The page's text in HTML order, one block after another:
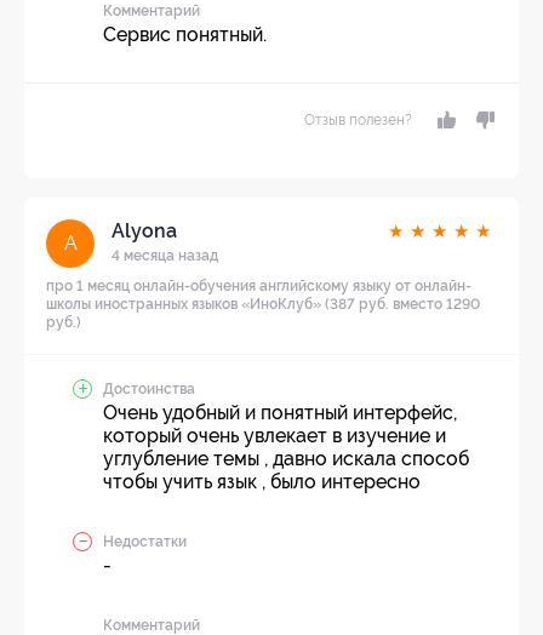
Комментарий
Сервис понятный.
Отзыв полезен?
A
Alyona
4 месяца назад
★ ★ ★ ★ ★
про 1 месяц онлайн-обучения английскому языку от онлайн-
школы иностранных языков «ИноКлуб» (387 руб. вместо 1290
руб.)
Достоинства
Очень удобный и понятный интерфейс,
который очень увлекает в изучение и
углубление темы , давно искала способ
чтобы учить язык , было интересно
Недостатки
-
Комментарий